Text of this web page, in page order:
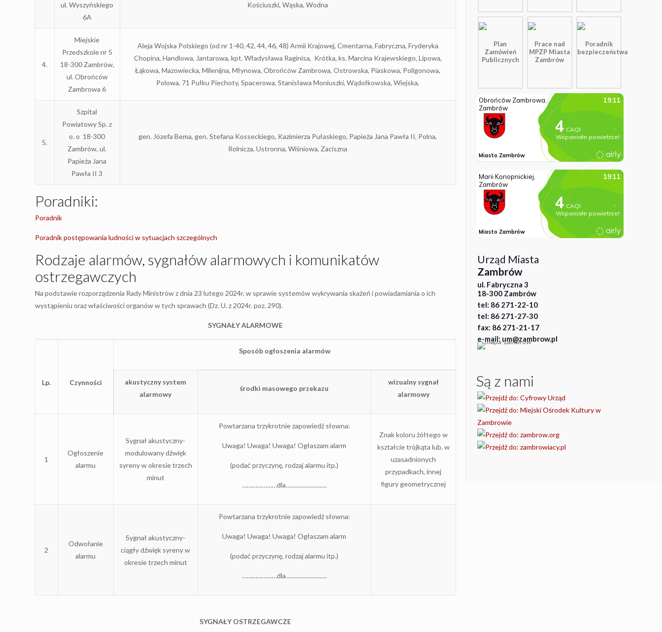
ul. Wyszyńskiego
6A
Kościuszki, Wąska, Wodna
4.
Miejskie
Przedszkole nr 5
18-300 Zambrów,
ul. Obrońców
Zambrowa 6
Aleja Wojska Polskiego (od nr 1-40, 42, 44, 46, 48) Armii Krajowej, Cmentarna, Fabryczna, Fryderyka
Chopina, Handlowa, Jantarowa, kpt. Władysława Raginisa, Krótka, ks. Marcina Krajewskiego, Lipowa,
Łąkowa, Mazowiecka, Milenijna, Młynowa, Obrońców Zambrowa, Ostrowska, Piaskowa, Poligonowa,
Polowa, 71 Pułku Piechoty, Spacerowa, Stanisława Moniuszki, Wądołkowska, Wiejska,
5.
Szpital
Powiatowy Sp. z
o. o 18-300
Zambrów, ul.
Papieża Jana
Pawła II 3
gen. Józefa Bema, gen. Stefana Kosseckiego, Kazimierza Pułaskiego, Papieża Jana Pawła II, Polna,
Rolnicza, Ustronna, Wiśniowa, Zaciszna
Poradniki:
Poradnik
Poradnik postępowania ludności w sytuacjach szczególnych
Rodzaje alarmów, sygnałów alarmowych i komunikatów
ostrzegawczych
Na podstawie rozporządzenia Rady Ministrów z dnia 23 lutego 2024r. w sprawie systemów wykrywania skażeń i powiadamiania o ich
wystąpieniu oraz właściwości organów w tych sprawach (Dz. U. z 2024r. poz. 290).
SYGNAŁY ALARMOWE
Lp. Czynności
Sposób ogłoszenia alarmów
akustyczny system
alarmowy
środki masowego przekazu
wizualny sygnał
alarmowy
1
Ogłoszenie
alarmu
Sygnał akustyczny-
modulowany dźwięk
syreny w okresie trzech
minut
Powtarzana trzykrotnie zapowiedź słowna:
Uwaga! Uwaga! Uwaga! Ogłaszam alarm
(podać przyczynę, rodzaj alarmu itp.)
…………………dla…………………….
Znak koloru żółtego w
kształcie trójkąta lub, w
uzasadnionych
przypadkach, innej
figury geometrycznej
2
Odwołanie
alarmu
Sygnał akustyczny-
ciągły dźwięk syreny w
okresie trzech minut
Powtarzana trzykrotnie zapowiedź słowna:
Uwaga! Uwaga! Uwaga! Ogłaszam alarm
(podać przyczynę, rodzaj alarmu itp.)
…………………dla…………………….
SYGNAŁY OSTRZEGAWCZE
Plan
Zamówień
Publicznych
Prace nad
MPZP Miasta
Zambrów
Poradnik
bezpieczeństwa
Urząd Miasta
Zambrów
ul. Fabryczna 3
18-300 Zambrów
tel: 86 271-22-10
tel: 86 271-27-30
fax: 86 271-21-17
e-mail: um@zambrow.pl
Są z nami